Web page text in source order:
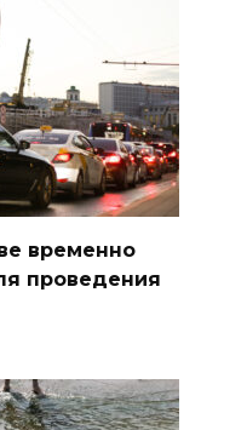
временно
проведения